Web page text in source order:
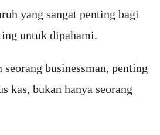
yang sangat penting bagi
untuk dipahami.
seorang businessman, penting
kas, bukan hanya seorang